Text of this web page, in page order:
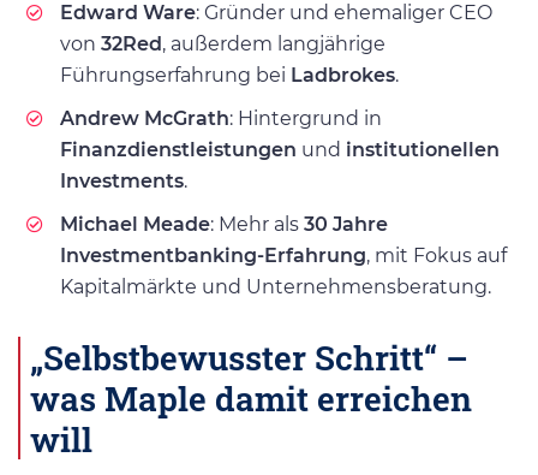
Edward Ware: Gründer und ehemaliger CEO
von 32Red, außerdem langjährige
Führungserfahrung bei Ladbrokes.
Andrew McGrath: Hintergrund in
Finanzdienstleistungen und institutionellen
Investments.
Michael Meade: Mehr als 30 Jahre
Investmentbanking-Erfahrung, mit Fokus auf
Kapitalmärkte und Unternehmensberatung.
„Selbstbewusster Schritt“ –
was Maple damit erreichen
will